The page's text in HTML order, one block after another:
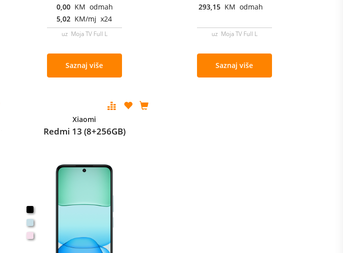
0,00 KM odmah
5,02 KM/mj x24
uz Moja TV Full L
Saznaj više
293,15 KM odmah
uz Moja TV Full L
Saznaj više
Xiaomi
Redmi 13 (8+256GB)